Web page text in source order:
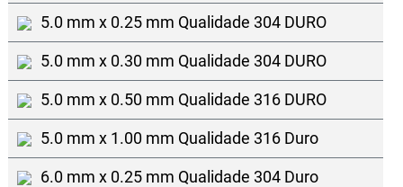
5.0 mm x 0.25 mm Qualidade 304 DURO
5.0 mm x 0.30 mm Qualidade 304 DURO
5.0 mm x 0.50 mm Qualidade 316 DURO
5.0 mm x 1.00 mm Qualidade 316 Duro
6.0 mm x 0.25 mm Qualidade 304 Duro